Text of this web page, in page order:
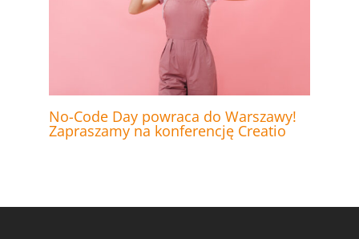
No-Code Day powraca do Warszawy!
Zapraszamy na konferencję Creatio